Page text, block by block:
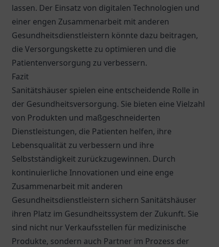
lassen. Der Einsatz von digitalen Technologien und
einer engen Zusammenarbeit mit anderen
Gesundheitsdienstleistern könnte dazu beitragen,
die Versorgungskette zu optimieren und die
Patientenversorgung zu verbessern.
Fazit
Sanitätshäuser spielen eine entscheidende Rolle in
der Gesundheitsversorgung. Sie bieten eine Vielzahl
von Produkten und maßgeschneiderten
Dienstleistungen, die Patienten helfen, ihre
Lebensqualität zu verbessern und ihre
Selbstständigkeit zurückzugewinnen. Durch
kontinuierliche Innovationen und eine enge
Zusammenarbeit mit anderen
Gesundheitsdienstleistern sichern Sanitätshäuser
ihren Platz im Gesundheitssystem der Zukunft. Sie
sind nicht nur Verkaufsstellen für medizinische
Produkte, sondern auch Partner im Prozess der